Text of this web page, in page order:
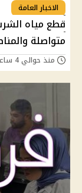
الاخبار العامة
متواصلة
منذ حوالي 4 ساعات